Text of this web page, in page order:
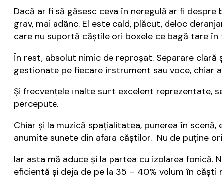
Dacă ar fi să găsesc ceva în neregulă ar fi
grav, mai adânc. El este cald, plăcut, deloc
care nu suportă căștile ori boxele ce bagă tare
În rest, absolut nimic de reproșat. Separare
gestionate pe fiecare instrument sau voce,
Și frecvențele înalte sunt excelent reprezentate,
percepute.
Chiar și la muzică spațialitatea, punerea în
anumite sunete din afara căștilor. Nu de puține
Iar asta mă aduce și la partea cu izolarea fonică.
eficientă și deja de pe la 35 – 40% volum în căști